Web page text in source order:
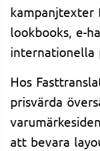
kampanjtexter
lookbooks, e-
internationella
Hos
prisvärda
att bevara